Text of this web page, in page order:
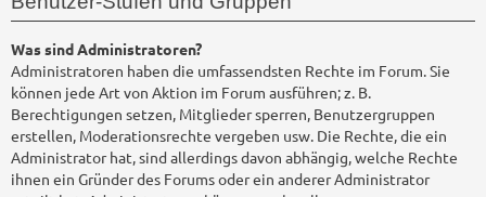
Was sind Administratoren?
Administratoren haben die umfassendsten Rechte im Forum. Sie
können jede Art von Aktion im Forum ausführen; z. B.
Berechtigungen setzen, Mitglieder sperren, Benutzergruppen
erstellen, Moderationsrechte vergeben usw. Die Rechte, die ein
Administrator hat, sind allerdings davon abhängig, welche Rechte
ihnen ein Gründer des Forums oder ein anderer Administrator